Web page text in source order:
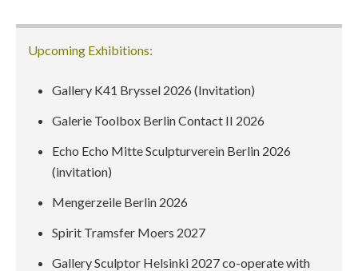
Upcoming Exhibitions:
Gallery K41 Bryssel 2026 (Invitation)
Galerie Toolbox Berlin Contact II 2026
Echo Echo Mitte Sculpturverein Berlin 2026
(invitation)
Mengerzeile Berlin 2026
Spirit Tramsfer Moers 2027
Gallery Sculptor Helsinki 2027 co-operate with